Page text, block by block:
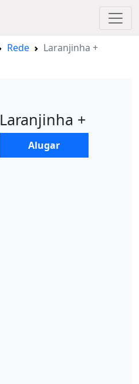
Rede Laranjinha +
Laranjinha +
Alugar